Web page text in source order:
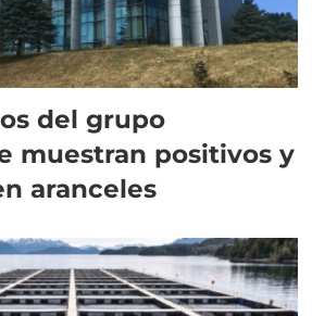
del grupo
muestran positivos y
aranceles